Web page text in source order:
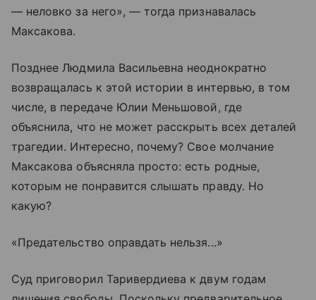
— неловко за него», — тогда признавалась
Максакова.
Позднее Людмила Васильевна неоднократно
возвращалась к этой истории в интервью, в том
числе, в передаче Юлии Меньшовой, где
объяснила, что не может расскрыть всех деталей
трагедии. Интересно, почему? Свое молчание
Максакова объясняла просто: есть родные,
которым не понравится слышать правду. Но
какую?
«Предательство оправдать нельзя...»
Суд приговорил Таривердиева к двум годам